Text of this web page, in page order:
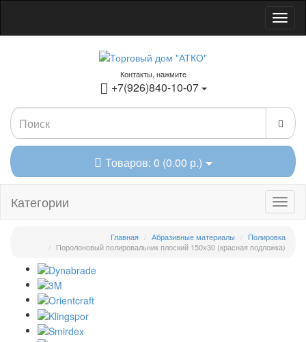
Контакты, нажмите
+7(926)840-10-07
Товаров: 0 (0.00 р.)
Категории
Главная Абразивные материалы
Полировка
Поролоновый полировальник плоский 150х30 (красная подложка)